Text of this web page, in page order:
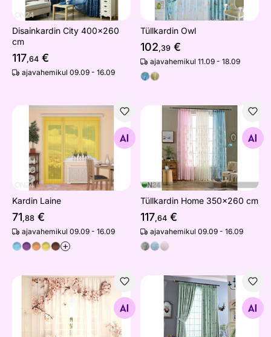
Disainkardin City 400x260
cm
117,64 €
ajavahemikul 09.09 - 16.09
Tüllkardin Owl
102,39 €
ajavahemikul 11.09 - 18.09
Kardin Laine
Otsi sarnaseid
Kardin Laine
71,88 €
ajavahemikul 09.09 - 16.09
+
Tüllkardin Home 350x260
Otsi sarnaseid
Tüllkardin Home 350x260 cm
117,64 €
ajavahemikul 09.09 - 16.09
Tüllkardin Blooming Cherry 400x260 cm
Otsi sarnaseid
Kardinad Linnud 300x260
Otsi sarnaseid